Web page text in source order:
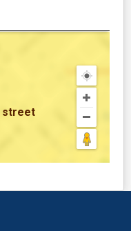
street